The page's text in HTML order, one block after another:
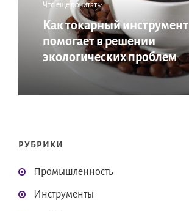
Что еще почитать:
Как токарный инструмент
помогает в решении
экологических проблем
РУБРИКИ
Промышленность
Инструменты